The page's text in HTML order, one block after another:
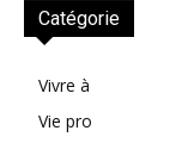
Catégorie
Vivre à
Vie pro